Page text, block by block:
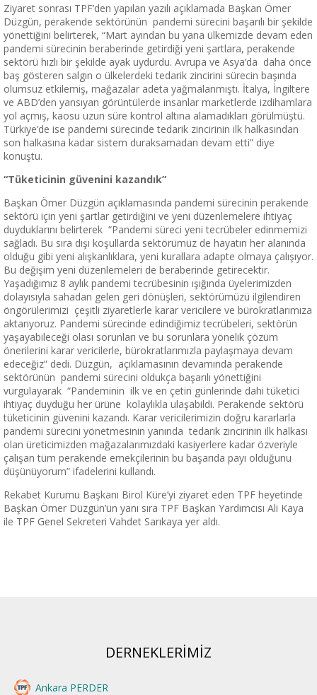
Ziyaret sonrası TPF’den yapılan yazılı açıklamada Başkan Ömer
Düzgün, perakende sektörünün pandemi sürecini başarılı bir şekilde
yönettiğini belirterek, “Mart ayından bu yana ülkemizde devam eden
pandemi sürecinin beraberinde getirdiği yeni şartlara, perakende
sektörü hızlı bir şekilde ayak uydurdu. Avrupa ve Asya’da daha önce
baş gösteren salgın o ülkelerdeki tedarik zincirini sürecin başında
olumsuz etkilemiş, mağazalar adeta yağmalanmıştı. İtalya, İngiltere
ve ABD’den yansıyan görüntülerde insanlar marketlerde izdihamlara
yol açmış, kaosu uzun süre kontrol altına alamadıkları görülmüştü.
Türkiye’de ise pandemi sürecinde tedarik zincirinin ilk halkasından
son halkasına kadar sistem duraksamadan devam etti” diye
konuştu.
“Tüketicinin güvenini kazandık”
Başkan Ömer Düzgün açıklamasında pandemi sürecinin perakende
sektörü için yeni şartlar getirdiğini ve yeni düzenlemelere ihtiyaç
duyduklarını belirterek “Pandemi süreci yeni tecrübeler edinmemizi
sağladı. Bu sıra dışı koşullarda sektörümüz de hayatın her alanında
olduğu gibi yeni alışkanlıklara, yeni kurallara adapte olmaya çalışıyor.
Bu değişim yeni düzenlemeleri de beraberinde getirecektir.
Yaşadığımız 8 aylık pandemi tecrübesinin ışığında üyelerimizden
dolayısıyla sahadan gelen geri dönüşleri, sektörümüzü ilgilendiren
öngörülerimizi çeşitli ziyaretlerle karar vericilere ve bürokratlarımıza
aktarıyoruz. Pandemi sürecinde edindiğimiz tecrübeleri, sektörün
yaşayabileceği olası sorunları ve bu sorunlara yönelik çözüm
önerilerini karar vericilerle, bürokratlarımızla paylaşmaya devam
edeceğiz” dedi. Düzgün, açıklamasının devamında perakende
sektörünün pandemi sürecini oldukça başarılı yönettiğini
vurgulayarak “Pandeminin ilk ve en çetin günlerinde dahi tüketici
ihtiyaç duyduğu her ürüne kolaylıkla ulaşabildi. Perakende sektörü
tüketicinin güvenini kazandı. Karar vericilerimizin doğru kararlarla
pandemi sürecini yönetmesinin yanında tedarik zincirinin ilk halkası
olan üreticimizden mağazalarımızdaki kasiyerlere kadar özveriyle
çalışan tüm perakende emekçilerinin bu başarıda payı olduğunu
düşünüyorum” ifadelerini kullandı.
Rekabet Kurumu Başkanı Birol Küre’yi ziyaret eden TPF heyetinde
Başkan Ömer Düzgün’ün yanı sıra TPF Başkan Yardımcısı Ali Kaya
ile TPF Genel Sekreteri Vahdet Sarıkaya yer aldı.
DERNEKLERİMİZ
Ankara PERDER